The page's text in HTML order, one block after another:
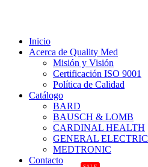
Inicio
Acerca de Quality Med
Misión y Visión
Certificación ISO 9001
Política de Calidad
Catálogo
BARD
BAUSCH & LOMB
CARDINAL HEALTH
GENERAL ELECTRIC
MEDTRONIC
Contacto